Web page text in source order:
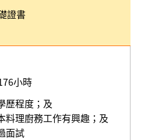
證書
小時
歷程度；及
料理廚務工作有興趣；及
面試